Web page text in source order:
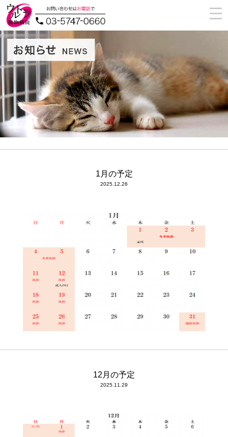
1月の予定
2025.12.26
12月の予定
2025.11.29